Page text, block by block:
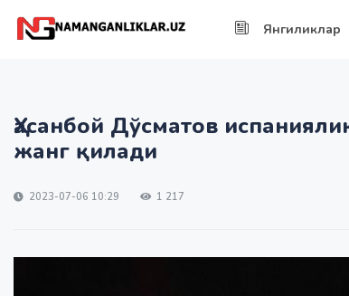
Янгиликлар
Ҳасанбой Дўсматов
жанг қилади
2023-07-06 10:29 1 217